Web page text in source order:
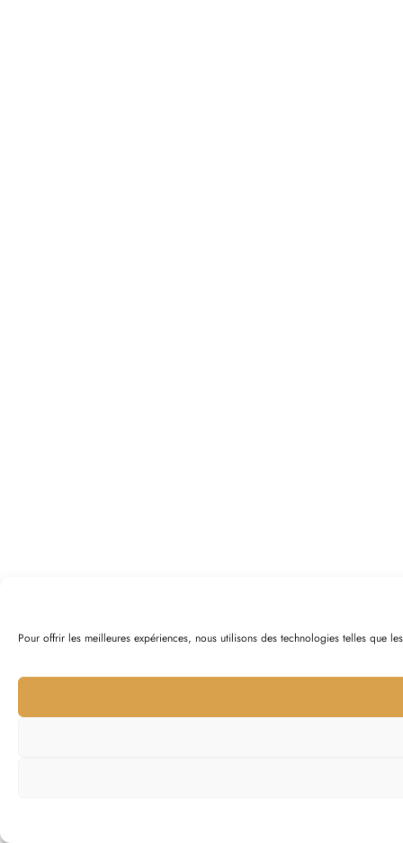
Pour offrir les meilleures expériences, nous utilisons des technologies telles que